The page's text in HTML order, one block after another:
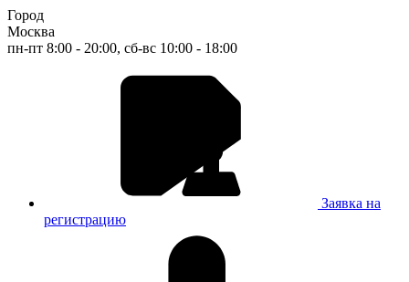
Город
Москва
пн-пт 8:00 - 20:00, сб-вс 10:00 - 18:00
Заявка на
регистрацию